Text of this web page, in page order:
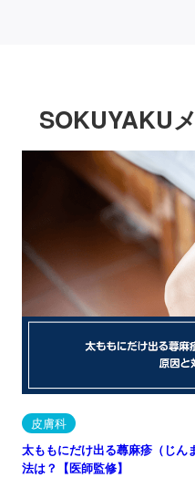
SOKUYAKU
皮膚科
太ももにだけ出る蕁麻疹（じん
法は？【医師監修】